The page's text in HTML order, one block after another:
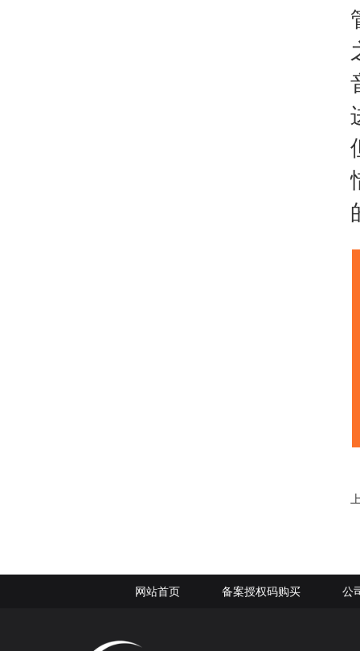
网站首页 备案授权码购买 公